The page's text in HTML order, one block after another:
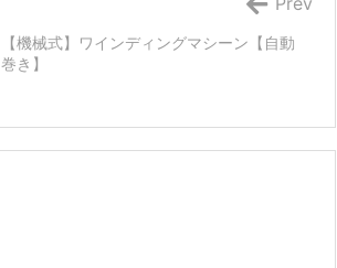
【機械式】ワインディングマシーン【自動
巻き】